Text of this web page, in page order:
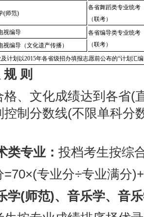
(师范)
各省舞蹈类专业统考
（联考）
视编导
各省编导类专业统考
（联考）
视编导（文化遗产传播）
计划以2015年各省级招办填报志愿前公布的“计划汇
则
文化成绩达到各省(
控制分数线(不限单科分
专业： 投档考生按综
专业分÷专业满分
(师范)、音乐学、音